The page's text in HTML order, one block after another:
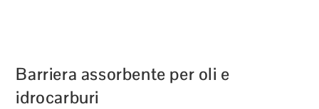
Barriera assorbente per oli e
idrocarburi